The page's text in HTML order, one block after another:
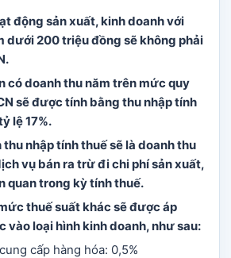
động sản xuất, kinh doanh với
dưới 200 triệu đồng sẽ không phải
có doanh thu năm trên mức quy
sẽ được tính bằng thu nhập tính
lệ 17%.
nhập tính thuế sẽ là doanh thu
vụ bán ra trừ đi chi phí sản xuất,
quan trong kỳ tính thuế.
thuế suất khác sẽ được áp
vào loại hình kinh doanh, như sau:
cấp hàng hóa: 0,5%